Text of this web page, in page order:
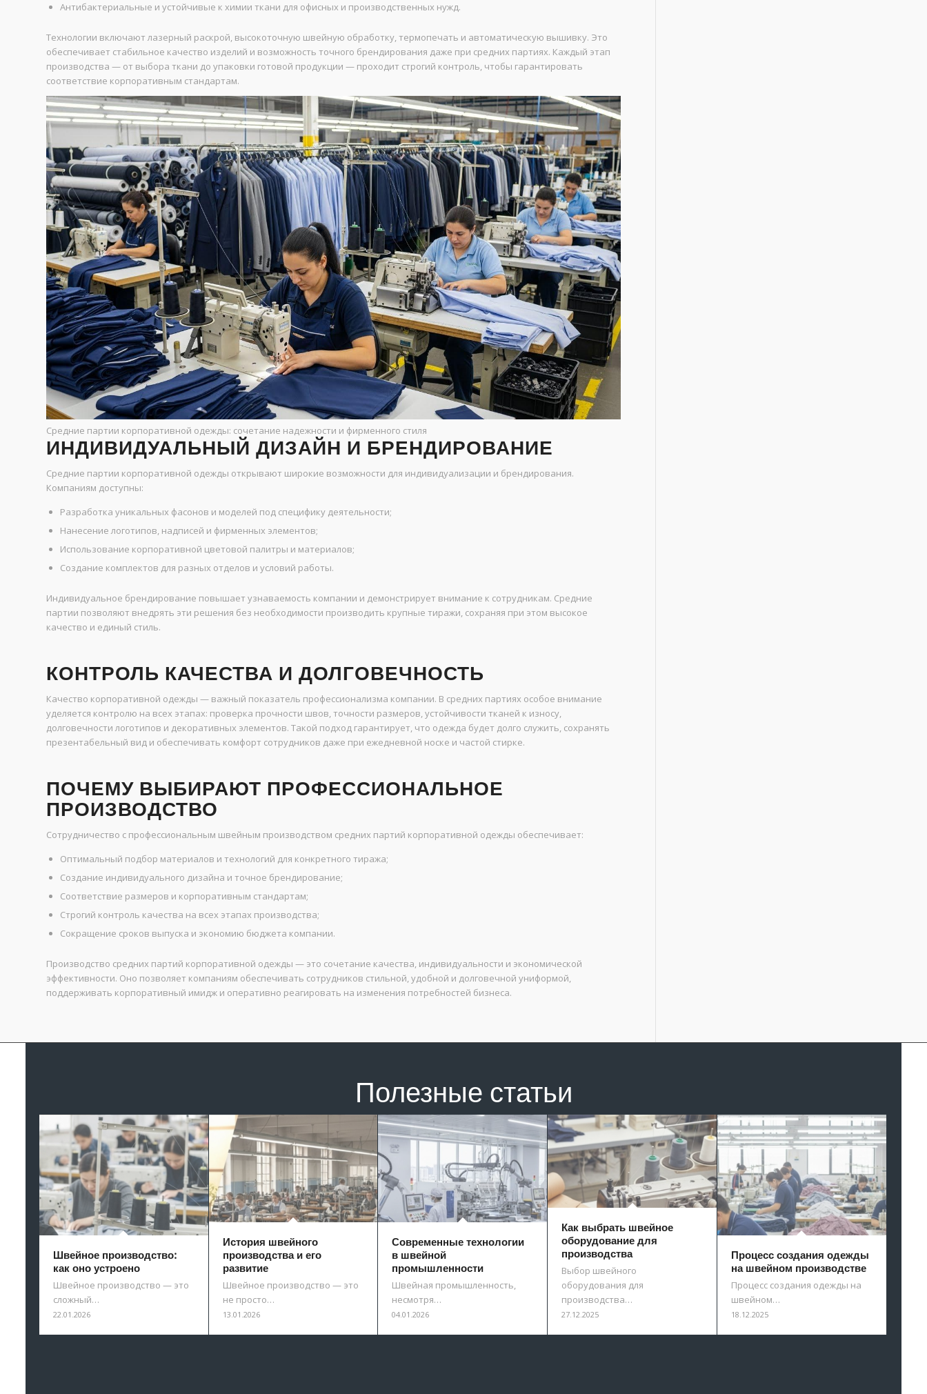
Антибактериальные и устойчивые к химии ткани для офисных и производственных нужд.
Технологии включают лазерный раскрой, высокоточную швейную обработку, термопечать и автоматическую вышивку. Это
обеспечивает стабильное качество изделий и возможность точного брендирования даже при средних партиях. Каждый этап
производства — от выбора ткани до упаковки готовой продукции — проходит строгий контроль, чтобы гарантировать
соответствие корпоративным стандартам.
Средние партии корпоративной одежды: сочетание надежности и фирменного стиля
ИНДИВИДУАЛЬНЫЙ ДИЗАЙН И БРЕНДИРОВАНИЕ
Средние партии корпоративной одежды открывают широкие возможности для индивидуализации и брендирования.
Компаниям доступны:
Разработка уникальных фасонов и моделей под специфику деятельности;
Нанесение логотипов, надписей и фирменных элементов;
Использование корпоративной цветовой палитры и материалов;
Создание комплектов для разных отделов и условий работы.
Индивидуальное брендирование повышает узнаваемость компании и демонстрирует внимание к сотрудникам. Средние
партии позволяют внедрять эти решения без необходимости производить крупные тиражи, сохраняя при этом высокое
качество и единый стиль.
КОНТРОЛЬ КАЧЕСТВА И ДОЛГОВЕЧНОСТЬ
Качество корпоративной одежды — важный показатель профессионализма компании. В средних партиях особое внимание
уделяется контролю на всех этапах: проверка прочности швов, точности размеров, устойчивости тканей к износу,
долговечности логотипов и декоративных элементов. Такой подход гарантирует, что одежда будет долго служить, сохранять
презентабельный вид и обеспечивать комфорт сотрудников даже при ежедневной носке и частой стирке.
ПОЧЕМУ ВЫБИРАЮТ ПРОФЕССИОНАЛЬНОЕ
ПРОИЗВОДСТВО
Сотрудничество с профессиональным швейным производством средних партий корпоративной одежды обеспечивает:
Оптимальный подбор материалов и технологий для конкретного тиража;
Создание индивидуального дизайна и точное брендирование;
Соответствие размеров и корпоративным стандартам;
Строгий контроль качества на всех этапах производства;
Сокращение сроков выпуска и экономию бюджета компании.
Производство средних партий корпоративной одежды — это сочетание качества, индивидуальности и экономической
эффективности. Оно позволяет компаниям обеспечивать сотрудников стильной, удобной и долговечной униформой,
поддерживать корпоративный имидж и оперативно реагировать на изменения потребностей бизнеса.
Полезные статьи
Швейное производство:
как оно устроено
Швейное производство — это
сложный…
22.01.2026
История швейного
производства и его
развитие
Швейное производство — это
не просто…
13.01.2026
Современные технологии
в швейной
промышленности
Швейная промышленность,
несмотря…
04.01.2026
Как выбрать швейное
оборудование для
производства
Выбор швейного
оборудования для
производства…
27.12.2025
Процесс создания одежды
на швейном производстве
Процесс создания одежды на
швейном…
18.12.2025